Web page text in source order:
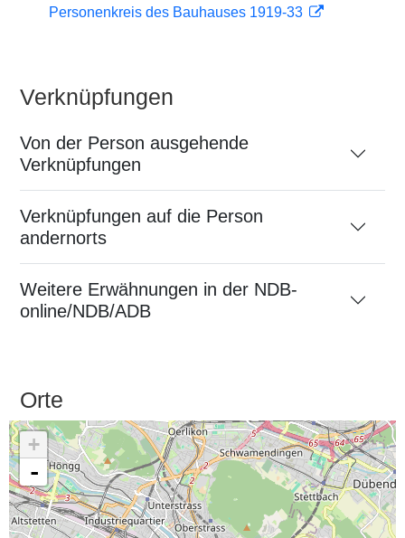
Personenkreis des Bauhauses 1919-33
Verknüpfungen
Von der Person ausgehende
Verknüpfungen
Verknüpfungen auf die Person
andernorts
Weitere Erwähnungen in der NDB-
online/NDB/ADB
Orte
+
-